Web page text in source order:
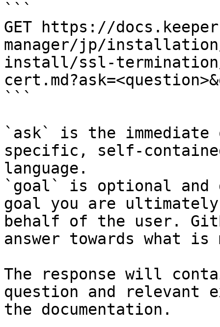
```
GET https://
manager/jp/installation/
install/ssl-
```
`ask` is the
specific, self-
language.
`goal` is optional and
goal you are
behalf of the user.
answer towards what
The response will
question and relevant
the documentation.